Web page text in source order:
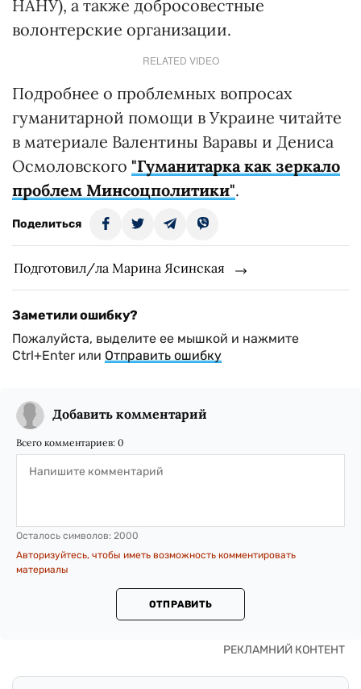
НАНУ), а также добросовестные
волонтерские организации.
RELATED VIDEO
Подробнее о проблемных вопросах
гуманитарной помощи в Украине читайте
в материале Валентины Варавы и Дениса
Осмоловского "Гуманитарка как зеркало
проблем Минсоцполитики".
Поделиться
Подготовил/ла Марина Ясинская
Заметили ошибку?
Пожалуйста, выделите ее мышкой и нажмите
Ctrl+Enter или Отправить ошибку
Добавить комментарий
Всего комментариев: 0
Осталось символов: 2000
Авторизуйтесь, чтобы иметь возможность комментировать
материалы
ОТПРАВИТЬ